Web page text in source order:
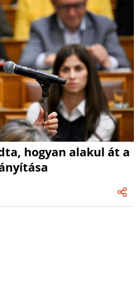
hogyan alakul át a